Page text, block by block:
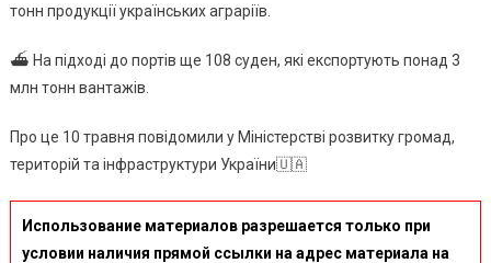
Світу.
тонн продукції українських аграріїв.
⛴ На підході до портів ще 108 суден, які експортують понад 3
млн тонн вантажів.
Про це 10 травня повідомили у Міністерстві розвитку громад,
територій та інфраструктури України🇺🇦
Использование материалов разрешается только при
условии наличия прямой ссылки на адрес материала на